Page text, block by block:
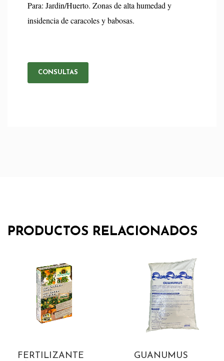
Para: Jardin/Huerto. Zonas de alta humedad y
insidencia de caracoles y babosas.
CONSULTAS
PRODUCTOS RELACIONADOS
FERTILIZANTE
GUANUMUS